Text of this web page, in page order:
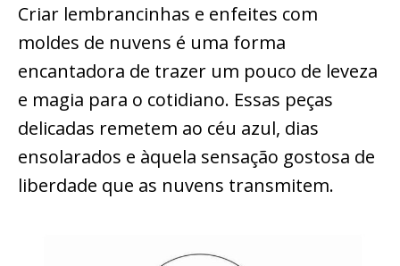
Criar lembrancinhas e enfeites com
moldes de nuvens é uma forma
encantadora de trazer um pouco de leveza
e magia para o cotidiano. Essas peças
delicadas remetem ao céu azul, dias
ensolarados e àquela sensação gostosa de
liberdade que as nuvens transmitem.